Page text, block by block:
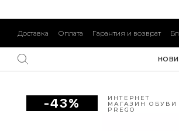
Доставка Оплата Гарантия и возврат
-43% ИНТЕРНЕТ
МАГАЗИН ОБУВИ
PREGO